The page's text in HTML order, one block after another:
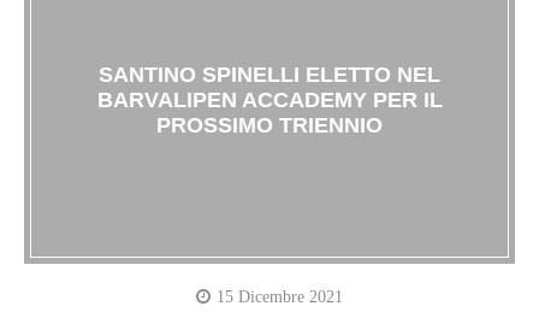
SANTINO SPINELLI ELETTO NEL
BARVALIPEN ACCADEMY PER IL
PROSSIMO TRIENNIO
15 Dicembre 2021